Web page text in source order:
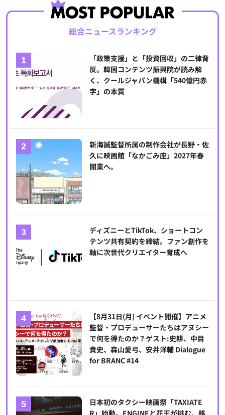
総合ニュースランキング
「政策支援」と「投資回収」の二律背
反。韓国コンテンツ振興院が読み解
く、クールジャパン機構「540億円赤
字」の本質
新海誠監督所属の制作会社が長野・佐
久に映画館「なかごみ座」2027年春
開業へ。
ディズニーとTikTok、ショートコン
テンツ共有契約を締結。ファン創作を
軸に次世代クリエイター育成へ
【8月31日(月) イベント開催】アニメ
監督・プロデューサーたちはアヌシー
で何を得たのか？ゲスト:史耕、中目
貴史、森山愛弓、安井洋輔 Dialogue
for BRANC #14
日本初のタクシー映画祭「TAXIATE